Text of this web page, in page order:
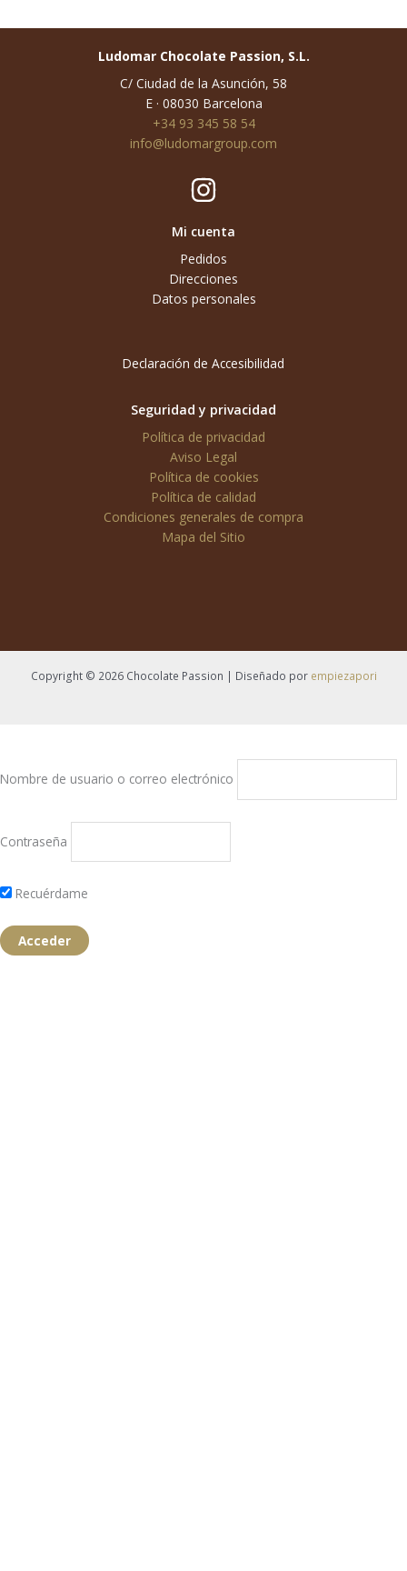
Ludomar Chocolate Passion, S.L.
C/ Ciudad de la Asunción, 58
E · 08030 Barcelona
+34 93 345 58 54
info@ludomargroup.com
Mi cuenta
Pedidos
Direcciones
Datos personales
Declaración de Accesibilidad
Seguridad y privacidad
Política de privacidad
Aviso Legal
Política de cookies
Política de calidad
Condiciones generales de compra
Mapa del Sitio
Copyright © 2026 Chocolate Passion | Diseñado por empiezapori
Nombre de usuario o correo electrónico
Contraseña
Recuérdame